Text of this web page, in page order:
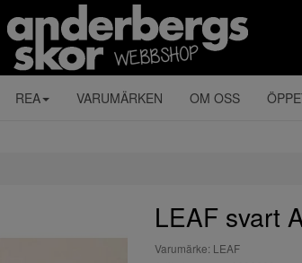
REA VARUMÄRKEN OM OSS
LEAF svart
Varumärke: LEAF